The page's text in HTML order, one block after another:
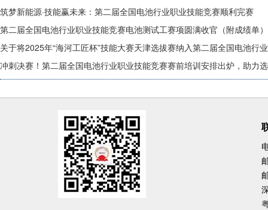
筑梦新能源·技能赢未来：第二届全国电池行业职业技能竞赛顺利完赛
第二届全国电池行业职业技能竞赛电池测试工赛项圆满收官（附成绩单）
关于将2025年“海河工匠杯”技能大赛天津选拔赛纳入第二届全国电池行
冲刺决赛！第二届全国电池行业职业技能竞赛赛前培训安排出炉，助力